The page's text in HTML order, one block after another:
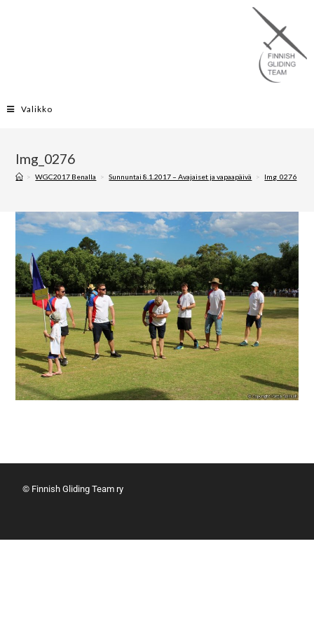
Valikko
Img_0276
> WGC2017 Benalla > Sunnuntai 8.1.2017 – Avajaiset ja vapaapäivä > Img_0276
© Finnish Gliding Team ry